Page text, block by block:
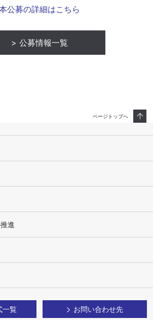
公募の詳細はこちら
公募情報一覧
ページトップへ
進
一覧 お問い合わせ先